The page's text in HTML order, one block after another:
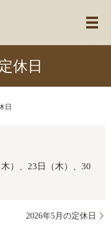
メ
休日
日
）、23日（木）、30
2026年5月の定休日